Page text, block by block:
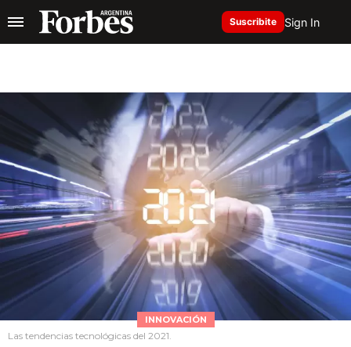
Suscribite Sign In
INNOVACIÓN
Las tendencias tecnológicas del 2021.